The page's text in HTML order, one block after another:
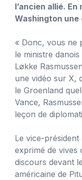
l’ancien allié.
Washington une
« Donc, vous ne
le ministre
Løkke
une vidéo sur X,
le Groenland
Vance,
leçon de
Le vice-
exprimé de vives
discours devant
américaine de